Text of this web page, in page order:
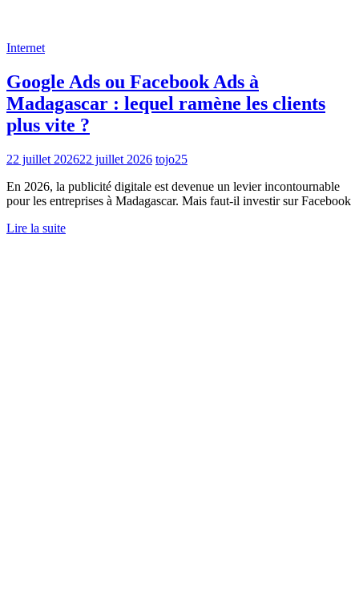
Internet
Google Ads ou Facebook Ads à
Madagascar : lequel ramène les clients
plus vite ?
22 juillet 202622 juillet 2026 tojo25
En 2026, la publicité digitale est devenue un levier incontournable
pour les entreprises à Madagascar. Mais faut-il investir sur Facebook
Lire la suite